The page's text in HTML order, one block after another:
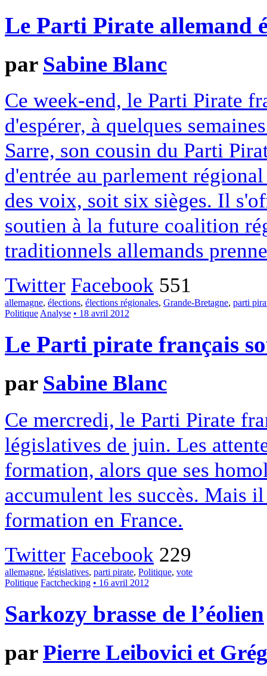
Le Parti Pirate allemand
par Sabine Blanc
Ce week-end, le Parti Pirate
d'espérer, à quelques
Sarre, son cousin du Parti
d'entrée au parlement
des voix, soit six sièges. Il
soutien à la future coalition
traditionnels allemands
Twitter Facebook 551
allemagne, élections, élections régionales, Grande-Bretagne, parti
PolitiqueAnalyse • 18 avril 2012
Le Parti pirate français
par Sabine Blanc
Ce mercredi, le Parti Pirate
législatives de juin. Les
formation, alors que ses
accumulent les succès. Mais
formation en France.
Twitter Facebook 229
allemagne, législatives, parti pirate, Politique, vote
Politique Factchecking • 16 avril 2012
Sarkozy brasse de l’éolien
parPierre Leibovici et